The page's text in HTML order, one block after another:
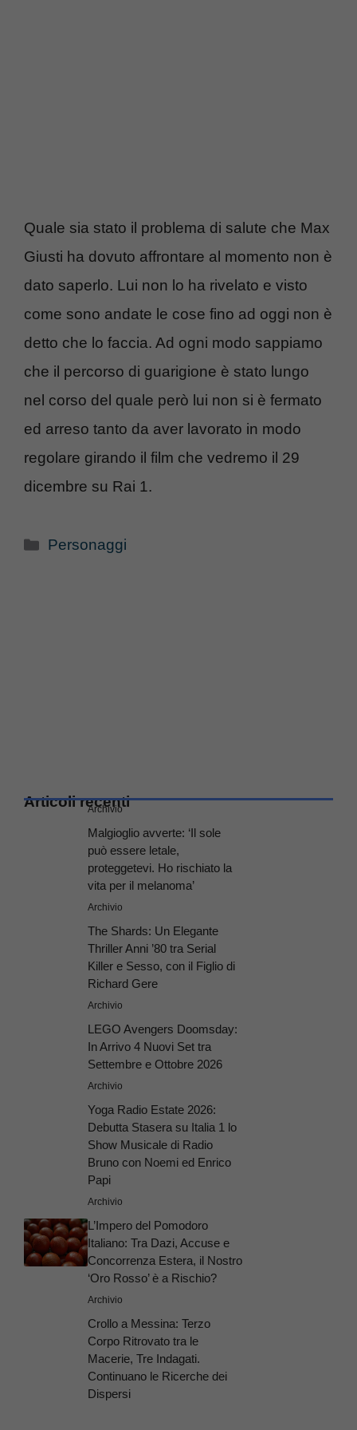
Quale sia stato il problema di salute che Max
Giusti ha dovuto affrontare al momento non è
dato saperlo. Lui non lo ha rivelato e visto
come sono andate le cose fino ad oggi non è
detto che lo faccia. Ad ogni modo sappiamo
che il percorso di guarigione è stato lungo
nel corso del quale però lui non si è fermato
ed arreso tanto da aver lavorato in modo
regolare girando il film che vedremo il 29
dicembre su Rai 1.
Categorie
Personaggi
Articoli recenti
Archivio
Malgioglio avverte: ‘Il sole
può essere letale,
proteggetevi. Ho rischiato la
vita per il melanoma’
Archivio
The Shards: Un Elegante
Thriller Anni ’80 tra Serial
Killer e Sesso, con il Figlio di
Richard Gere
Archivio
LEGO Avengers Doomsday:
In Arrivo 4 Nuovi Set tra
Settembre e Ottobre 2026
Archivio
Yoga Radio Estate 2026:
Debutta Stasera su Italia 1 lo
Show Musicale di Radio
Bruno con Noemi ed Enrico
Papi
Archivio
L’Impero del Pomodoro
Italiano: Tra Dazi, Accuse e
Concorrenza Estera, il Nostro
‘Oro Rosso’ è a Rischio?
Archivio
Crollo a Messina: Terzo
Corpo Ritrovato tra le
Macerie, Tre Indagati.
Continuano le Ricerche dei
Dispersi